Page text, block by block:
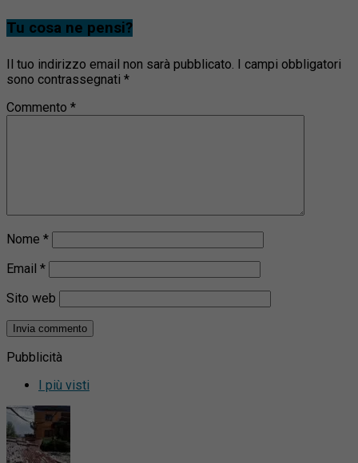
Tu cosa ne pensi?
Il tuo indirizzo email non sarà pubblicato. I campi obbligatori
sono contrassegnati *
Commento *
Nome *
Email *
Sito web
Pubblicità
I più visti